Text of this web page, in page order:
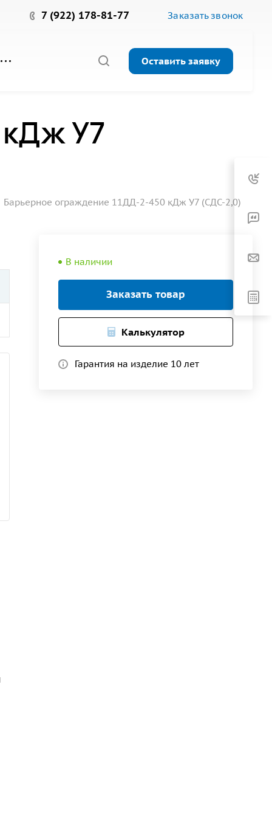
7 (922) 178-81-77 Заказать звонок
Оставить заявку
У7
Барьерное ограждение 11ДД-2-450 кДж У7 (СДС-2,0)
В наличии
Заказать товар
Калькулятор
Гарантия на изделие 10 лет